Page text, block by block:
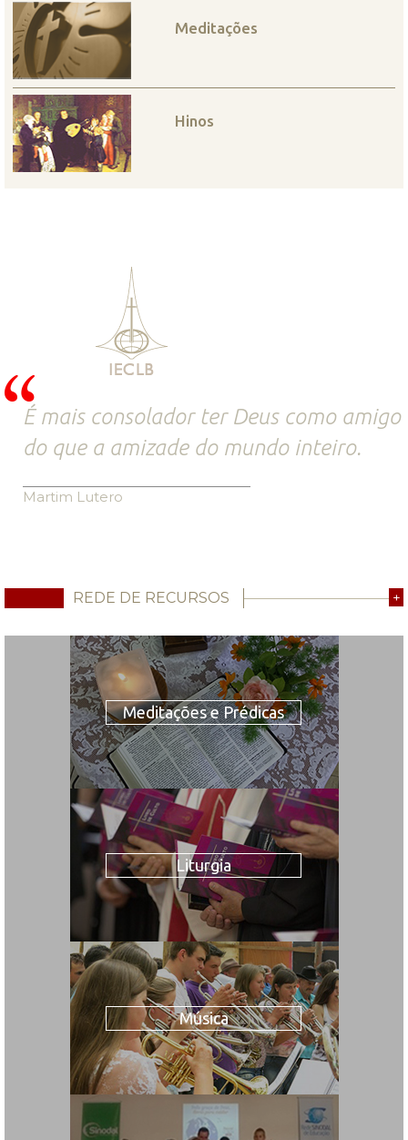
Meditações
Hinos
É mais consolador ter Deus como amigo
do que a amizade do mundo inteiro.
Martim Lutero
REDE DE RECURSOS +
Meditações e Prédicas
Liturgia
Música